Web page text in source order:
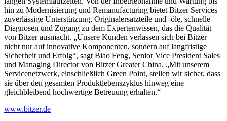
hin zu Modernisierung und Remanufacturing bietet Bitzer Services
zuverlässige Unterstützung, Originalersatzteile und ‑öle, schnelle
Diagnosen und Zugang zu dem Expertenwissen, das die Qualität
von Bitzer ausmacht. „Unsere Kunden verlassen sich bei Bitzer
nicht nur auf innovative Komponenten, sondern auf langfristige
Sicherheit und Erfolg“, sagt Biao Feng, Senior Vice President Sales
und Managing Director von Bitzer Greater China. „Mit unserem
Servicenetzwerk, einschließlich Green Point, stellen wir sicher, dass
sie über den gesamten Produktlebenszyklus hinweg eine
gleichbleibend hochwertige Betreuung erhalten.“
www.bitzer.de